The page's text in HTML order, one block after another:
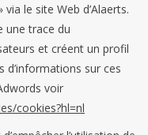
le site Web d’Alaerts.
une trace du
et créent un profil
d’informations sur ces
voir
cookies?hl=nl